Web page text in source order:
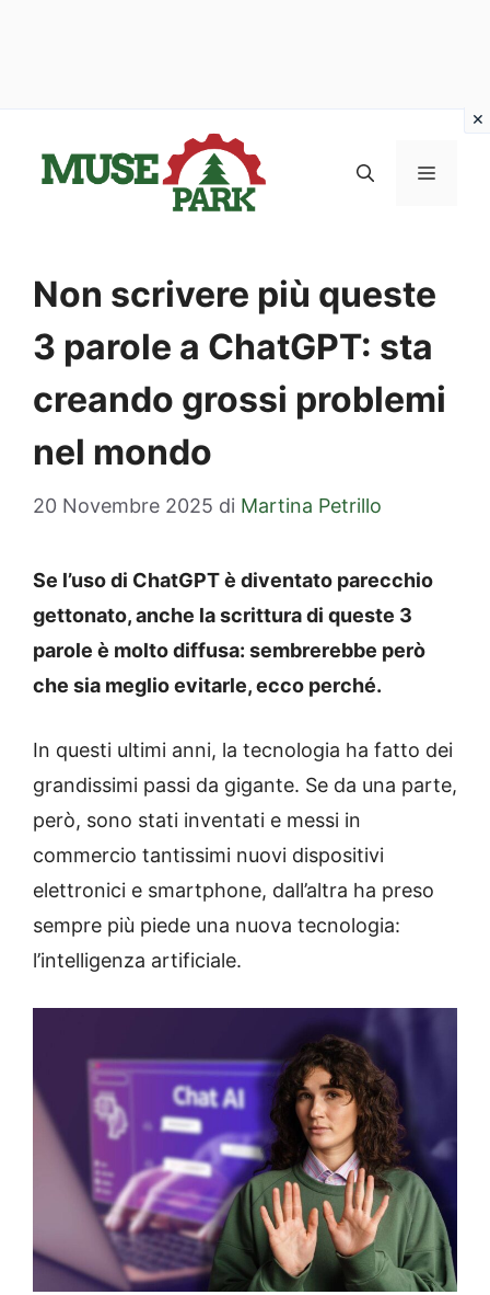
MENU
Non scrivere più queste
3 parole a ChatGPT: sta
creando grossi problemi
nel mondo
20 Novembre 2025 di Martina Petrillo
Se l’uso di ChatGPT è diventato parecchio
gettonato, anche la scrittura di queste 3
parole è molto diffusa: sembrerebbe però
che sia meglio evitarle, ecco perché.
In questi ultimi anni, la tecnologia ha fatto dei
grandissimi passi da gigante. Se da una parte,
però, sono stati inventati e messi in
commercio tantissimi nuovi dispositivi
elettronici e smartphone, dall’altra ha preso
sempre più piede una nuova tecnologia:
l’intelligenza artificiale.